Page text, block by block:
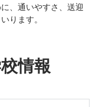
、通いやすさ、送迎
ります。
情報